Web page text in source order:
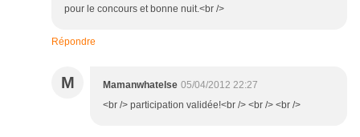
pour le concours et bonne nuit.<br />
Répondre
M Mamanwhatelse 05/04/2012 22:27
<br /> participation validée!<br /> <br /> <br />